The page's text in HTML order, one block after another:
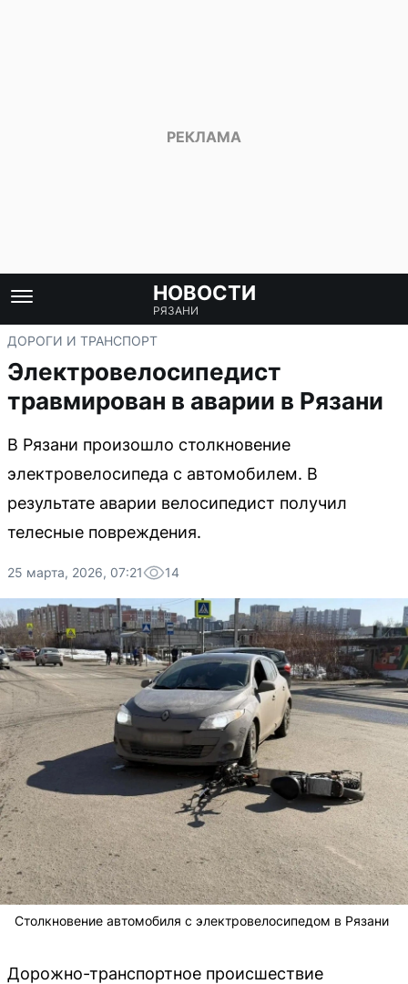
НОВОСТИ
РЯЗАНИ
ДОРОГИ И ТРАНСПОРТ
Электровелосипедист
травмирован в аварии в Рязани
В Рязани произошло столкновение
электровелосипеда с автомобилем. В
результате аварии велосипедист получил
телесные повреждения.
25 марта, 2026, 07:21 14
Столкновение автомобиля с электровелосипедом в Рязани
Дорожно-транспортное происшествие